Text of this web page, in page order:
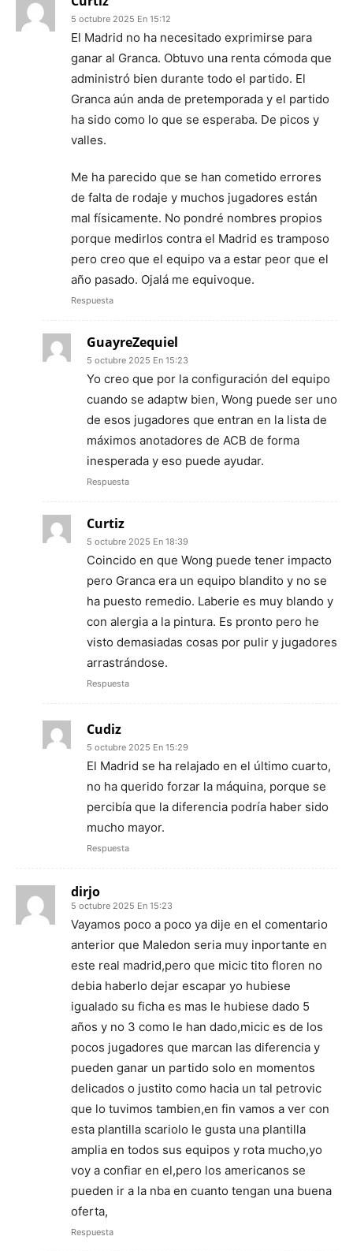
5 octubre 2025 En 15:12
El Madrid no ha necesitado exprimirse para
ganar al Granca. Obtuvo una renta cómoda que
administró bien durante todo el partido. El
Granca aún anda de pretemporada y el partido
ha sido como lo que se esperaba. De picos y
valles.
Me ha parecido que se han cometido errores
de falta de rodaje y muchos jugadores están
mal físicamente. No pondré nombres propios
porque medirlos contra el Madrid es tramposo
pero creo que el equipo va a estar peor que el
año pasado. Ojalá me equivoque.
Respuesta
GuayreZequiel
5 octubre 2025 En 15:23
Yo creo que por la configuración del equipo
cuando se adaptw bien, Wong puede ser uno
de esos jugadores que entran en la lista de
máximos anotadores de ACB de forma
inesperada y eso puede ayudar.
Respuesta
Curtiz
5 octubre 2025 En 18:39
Coincido en que Wong puede tener impacto
pero Granca era un equipo blandito y no se
ha puesto remedio. Laberie es muy blando y
con alergia a la pintura. Es pronto pero he
visto demasiadas cosas por pulir y jugadores
arrastrándose.
Respuesta
Cudiz
5 octubre 2025 En 15:29
El Madrid se ha relajado en el último cuarto,
no ha querido forzar la máquina, porque se
percibía que la diferencia podría haber sido
mucho mayor.
Respuesta
dirjo
5 octubre 2025 En 15:23
Vayamos poco a poco ya dije en el comentario
anterior que Maledon seria muy inportante en
este real madrid,pero que micic tito floren no
debia haberlo dejar escapar yo hubiese
igualado su ficha es mas le hubiese dado 5
años y no 3 como le han dado,micic es de los
pocos jugadores que marcan las diferencia y
pueden ganar un partido solo en momentos
delicados o justito como hacia un tal petrovic
que lo tuvimos tambien,en fin vamos a ver con
esta plantilla scariolo le gusta una plantilla
amplia en todos sus equipos y rota mucho,yo
voy a confiar en el,pero los americanos se
pueden ir a la nba en cuanto tengan una buena
oferta,
Respuesta